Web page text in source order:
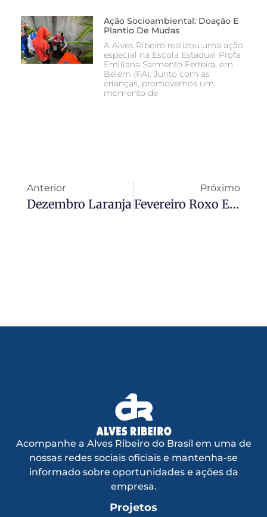
Ação Socioambiental: Doação E
Plantio De Mudas
A Alves Ribeiro realizou uma ação
especial na Escola Estadual Profa.
Emiliana Sarmento Ferreira, em
Belém (PA). Junto com as
crianças, promovemos um
momento de
Anterior
Dezembro Laranja
Próximo
Fevereiro Roxo E Laranja
Acompanhe a Alves Ribeiro do Brasil em uma de
nossas redes sociais oficiais e mantenha-se
informado sobre oportunidades e ações da
empresa.
Projetos